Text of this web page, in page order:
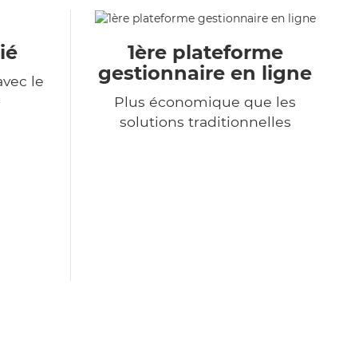
le
1ère plateforme
gestionnaire en ligne
Plus économique que les
solutions traditionnelles